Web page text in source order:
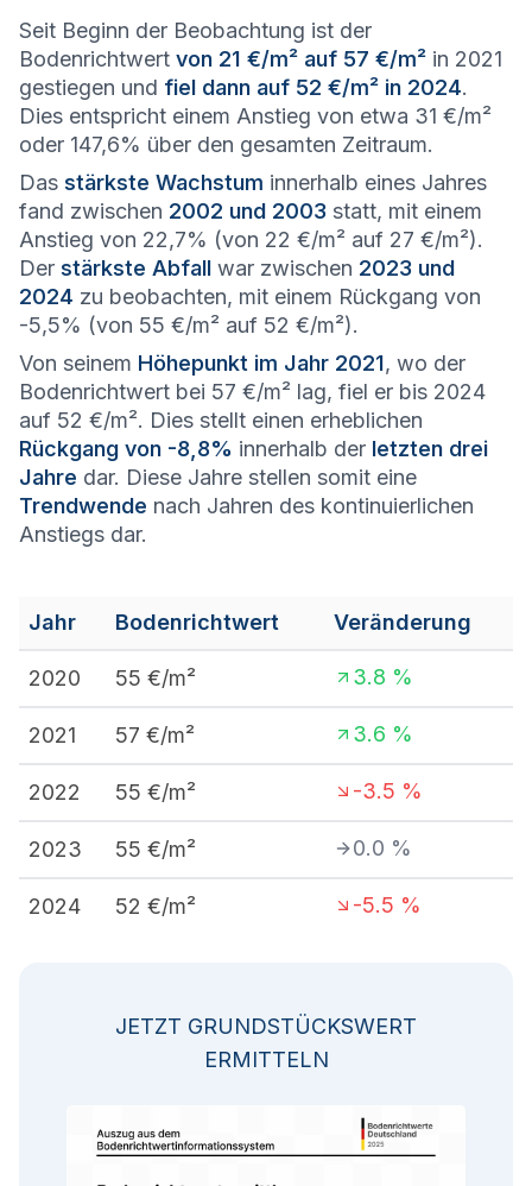
Seit Beginn der Beobachtung ist der
Bodenrichtwert von 21 €/m² auf 57 €/m² in 2021
gestiegen und fiel dann auf 52 €/m² in 2024.
Dies entspricht einem Anstieg von etwa 31 €/m²
oder 147,6% über den gesamten Zeitraum.
Das stärkste Wachstum innerhalb eines Jahres
fand zwischen 2002 und 2003 statt, mit einem
Anstieg von 22,7% (von 22 €/m² auf 27 €/m²).
Der stärkste Abfall war zwischen 2023 und
2024 zu beobachten, mit einem Rückgang von
-5,5% (von 55 €/m² auf 52 €/m²).
Von seinem Höhepunkt im Jahr 2021, wo der
Bodenrichtwert bei 57 €/m² lag, fiel er bis 2024
auf 52 €/m². Dies stellt einen erheblichen
Rückgang von -8,8% innerhalb der letzten drei
Jahre dar. Diese Jahre stellen somit eine
Trendwende nach Jahren des kontinuierlichen
Anstiegs dar.
Jahr Bodenrichtwert Veränderung
2020 55 €/m² 3.8 %
2021 57 €/m² 3.6 %
2022 55 €/m² -3.5 %
2023 55 €/m² 0.0 %
2024 52 €/m² -5.5 %
JETZT GRUNDSTÜCKSWERT
ERMITTELN